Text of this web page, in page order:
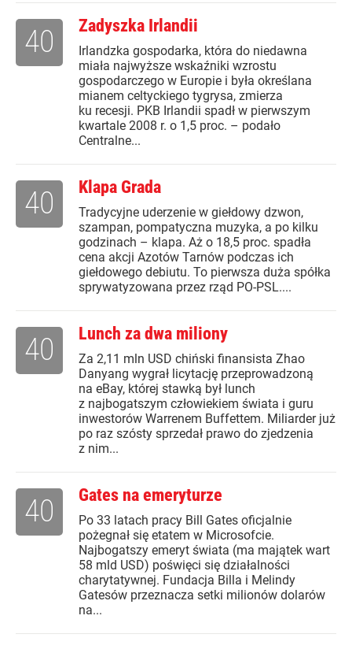
Zadyszka Irlandii
Irlandzka gospodarka, która do niedawna
miała najwyższe wskaźniki wzrostu
gospodarczego w Europie i była określana
mianem celtyckiego tygrysa, zmierza
ku recesji. PKB Irlandii spadł w pierwszym
kwartale 2008 r. o 1,5 proc. – podało
Centralne...
40
Klapa Grada
Tradycyjne uderzenie w giełdowy dzwon,
szampan, pompatyczna muzyka, a po kilku
godzinach – klapa. Aż o 18,5 proc. spadła
cena akcji Azotów Tarnów podczas ich
giełdowego debiutu. To pierwsza duża spółka
sprywatyzowana przez rząd PO-PSL....
40
Lunch za dwa miliony
Za 2,11 mln USD chiński finansista Zhao
Danyang wygrał licytację przeprowadzoną
na eBay, której stawką był lunch
z najbogatszym człowiekiem świata i guru
inwestorów Warrenem Buffettem. Miliarder już
po raz szósty sprzedał prawo do zjedzenia
z nim...
40
Gates na emeryturze
Po 33 latach pracy Bill Gates oficjalnie
pożegnał się etatem w Microsofcie.
Najbogatszy emeryt świata (ma majątek wart
58 mld USD) poświęci się działalności
charytatywnej. Fundacja Billa i Melindy
Gatesów przeznacza setki milionów dolarów
na...
40